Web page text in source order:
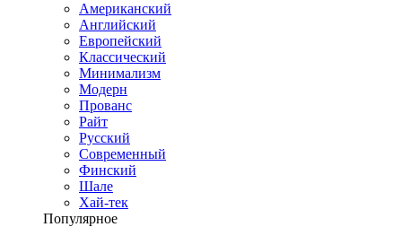
Американский
Английский
Европейский
Классический
Минимализм
Модерн
Прованс
Райт
Русский
Современный
Финский
Шале
Хай-тек
Популярное